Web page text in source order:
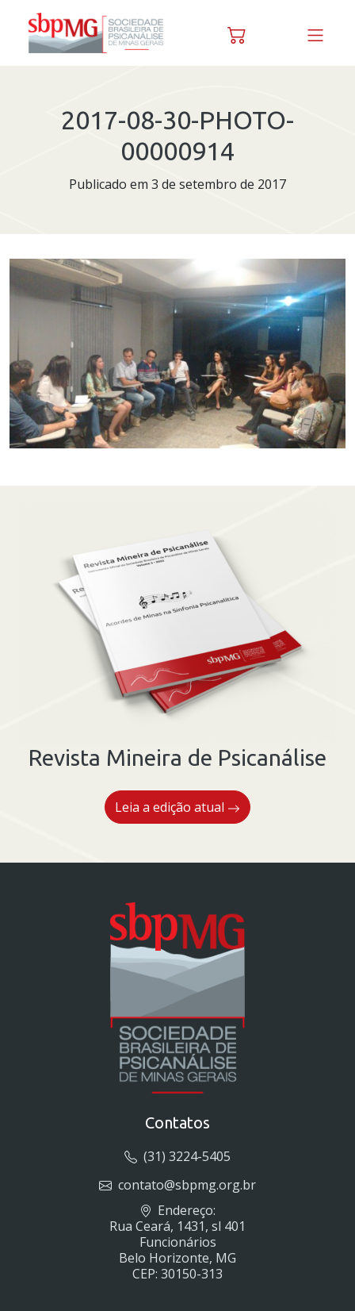
Skip to content
2017-08-30-PHOTO-
00000914
Publicado em 3 de setembro de 2017
Revista Mineira de Psicanálise
Leia a edição atual
Contatos
(31) 3224-5405
contato@sbpmg.org.br
Endereço:
Rua Ceará, 1431, sl 401
Funcionários
Belo Horizonte, MG
CEP: 30150-313